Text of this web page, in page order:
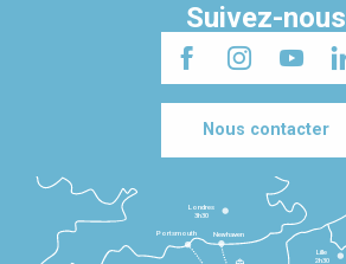
Suivez-nous
Nous contacter
Lille
2h30
Londres
3h30
Newhaven
Portsmouth